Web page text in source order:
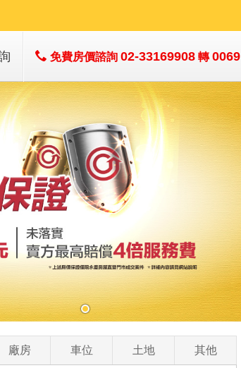
免費房價諮詢 02-33169908 轉0069
0
廠房 車位 土地 其他